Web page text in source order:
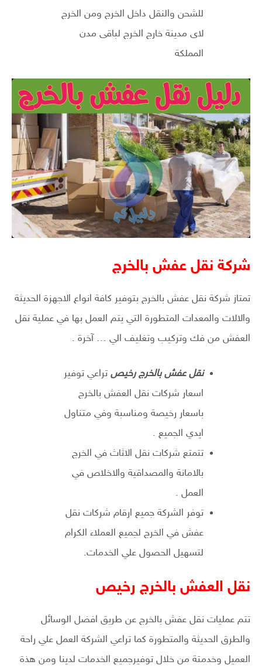
للشحن والنقل داخل الخرج ومن الخرج
لاى مدينة خارج الخرج لباقى مدن
المملكة
شركة نقل عفش بالخرج
تمتاز شركة نقل عفش بالخرج بتوفير كافة انواع الاجهزة الحديثة
والالات والمعدات المتطورة التي يتم العمل بها في عملية نقل
العفش من فك وتركيب وتغليف الي … آخرة .
نقل عفش بالخرج رخيص تراعي توفير
اسعار شركات نقل العفش بالخرج
باسعار رخيصة ومناسبة وفي متناول
ايدي الجميع .
تتمتع شركات نقل الاثاث في الخرج
بالامانة والمصداقية والاخلاص في
العمل .
توفر الشركة جميع ارقام شركات نقل
عفش في الخرج لجميع العملاء الكرام
لتسهيل الحصول علي الخدمات.
نقل العفش بالخرج رخيص
تتم عمليات نقل عفش بالخرج عن طريق افضل الوسائل
والطرق الحديثة والمتطورة كما تراعي الشركة العمل علي راحة
العميل وخدمتة من خلال توفيرجميع الخدمات لدينا ومن هذة